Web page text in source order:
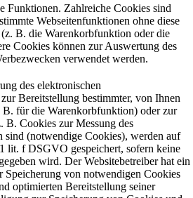
Funktionen. Zahlreiche Cookies sind
Webseitenfunktionen ohne diese
B. die Warenkorbfunktion oder die
Cookies können zur Auswertung des
verwendet werden.
des elektronischen
Bereitstellung bestimmter, von Ihnen
für die Warenkorbfunktion) oder zur
B. Cookies zur Messung des
sind (notwendige Cookies), werden auf
lit. f DSGVO gespeichert, sofern keine
wird. Der Websitebetreiber hat ein
Speicherung von notwendigen Cookies
optimierten Bereitstellung seiner